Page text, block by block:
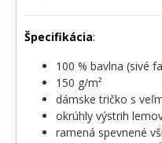
Špecifikácia:
100 % bavlna (sivé
150 g/m²
dámske tričko s
okrúhly výstrih
ramená spevnené